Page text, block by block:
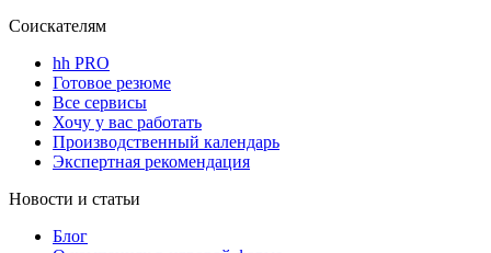
Соискателям
hh PRO
Готовое резюме
Все сервисы
Хочу у вас работать
Производственный календарь
Экспертная рекомендация
Новости и статьи
Блог